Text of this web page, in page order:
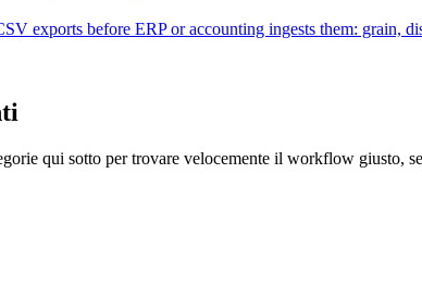
exports before ERP or accounting ingests them: grain,
qui sotto per trovare velocemente il workflow giusto,